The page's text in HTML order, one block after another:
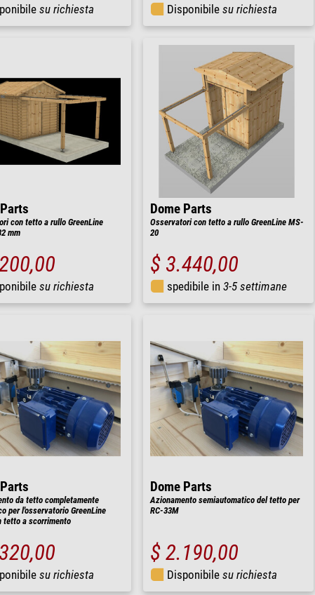
su richiesta Disponibile su richiesta
con tetto a rullo GreenLine
mm
su richiesta
Dome Parts
Osservatori con tetto a rullo GreenLine MS-
20
$ 3.440,00
spedibile in 3-5 settimane
da tetto completamente
per l'osservatorio GreenLine
tetto a scorrimento
su richiesta
Dome Parts
Azionamento semiautomatico del tetto per
RC-33M
$ 2.190,00
Disponibile su richiesta